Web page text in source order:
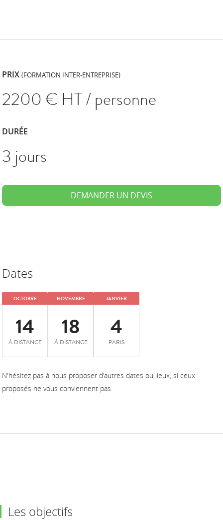
PRIX(FORMATION INTER-ENTREPRISE)
2200€ HT / personne
DURÉE
3 jours
DEMANDER UN DEVIS
Dates
OCTOBRE
14
À DISTANCE
NOVEMBRE
18
À DISTANCE
JANVIER
4
PARIS
N'hésitez pas à nous proposer d'autres dates ou lieux, si ceux
proposés ne vous conviennent pas.
Les objectifs